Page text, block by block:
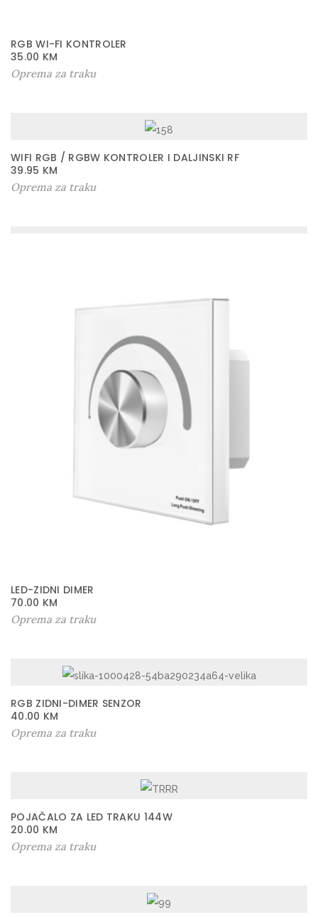
RGB WI-FI KONTROLER
35.00 KM
Oprema za traku
WIFI RGB / RGBW KONTROLER I DALJINSKI RF
39.95 KM
Oprema za traku
LED-ZIDNI DIMER
70.00 KM
Oprema za traku
RGB ZIDNI-DIMER SENZOR
40.00 KM
Oprema za traku
POJAČALO ZA LED TRAKU 144W
20.00 KM
Oprema za traku